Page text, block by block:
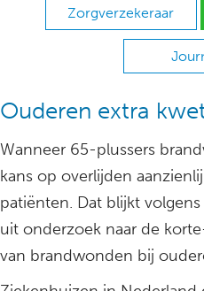
Zorgverzekeraar
Ouderen extra
Wanneer 65-plussers
kans op overlijden
patiënten. Dat blijkt
uit onderzoek naar de
van brandwonden bij